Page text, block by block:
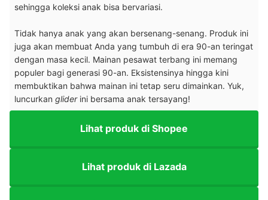
sehingga koleksi anak bisa bervariasi.
Tidak hanya anak yang akan bersenang-senang. Produk ini
juga akan membuat Anda yang tumbuh di era 90-an teringat
dengan masa kecil. Mainan pesawat terbang ini memang
populer bagi generasi 90-an. Eksistensinya hingga kini
membuktikan bahwa mainan ini tetap seru dimainkan. Yuk,
luncurkan gliderini bersama anak tersayang!
Lihat produk di Shopee
Lihat produk di Lazada